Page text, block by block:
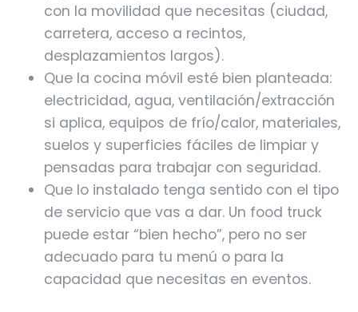
con la movilidad que necesitas (ciudad,
carretera, acceso a recintos,
desplazamientos largos).
Que la cocina móvil esté bien planteada:
electricidad, agua, ventilación/extracción
si aplica, equipos de frío/calor, materiales,
suelos y superficies fáciles de limpiar y
pensadas para trabajar con seguridad.
Que lo instalado tenga sentido con el tipo
de servicio que vas a dar. Un food truck
puede estar “bien hecho”, pero no ser
adecuado para tu menú o para la
capacidad que necesitas en eventos.